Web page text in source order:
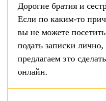
Дорогие братия и
Если по каким-то
вы не можете
подать записки лично,
предлагаем это сделать
онлайн.